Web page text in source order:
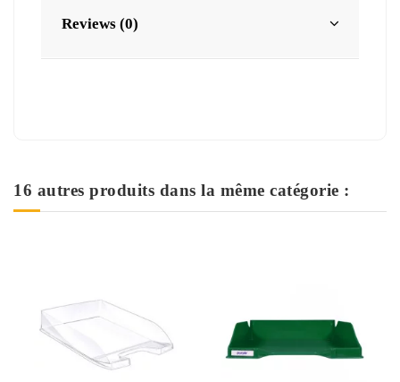
Reviews (0)
16 autres produits dans la même catégorie :